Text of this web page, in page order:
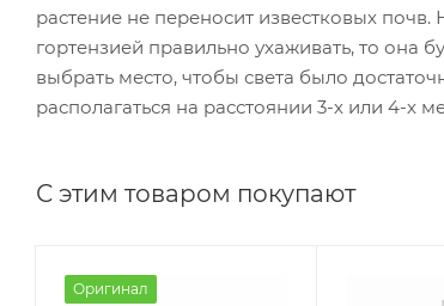
растение не переносит известковых
гортензией правильно ухаживать, то она
выбрать место, чтобы света было
располагаться на расстоянии 3-х или 4-х
С этим товаром покупают
Оригинал